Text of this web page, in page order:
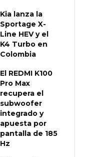
Kia lanza la
Sportage X-
Line HEV y el
K4 Turbo en
Colombia
El REDMI K100
Pro Max
recupera el
subwoofer
integrado y
apuesta por
pantalla de 185
Hz